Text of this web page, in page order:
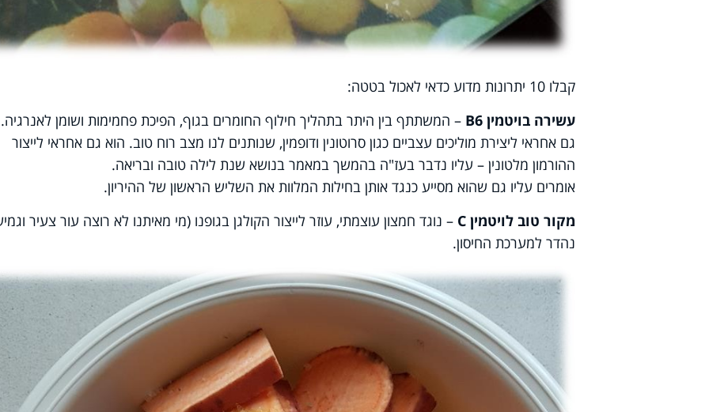
קבלו 10 יתרונות מדוע כדאי לאכול בטטה:
עשירה בויטמין B6 – המשתתף בין היתר בתהליך חילוף החומרים בגוף, הפיכת פחמימות ושומן
גם אחראי ליצירת מוליכים עצביים כגון סרוטונין ודופמין, שנותנים לנו מצב רוח טוב. הוא גם אחראי לייצור
ההורמון מלטונין – עליו נדבר בעז"ה בהמשך במאמר בנושא שנת לילה טובה ובריאה.
אומרים עליו גם שהוא מסייע כנגד אותן בחילות המלוות את השליש הראשון של ההיריון.
מקור טוב לויטמין C – נוגד חמצון עוצמתי, עוזר לייצור הקולגן בגופנו (מי מאיתנו לא רוצה עור צעיר
נהדר למערכת החיסון.